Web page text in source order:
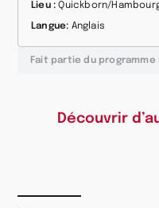
Lieu : Quickborn/
Langue: Anglais
Fait partie du programme
Découvrir